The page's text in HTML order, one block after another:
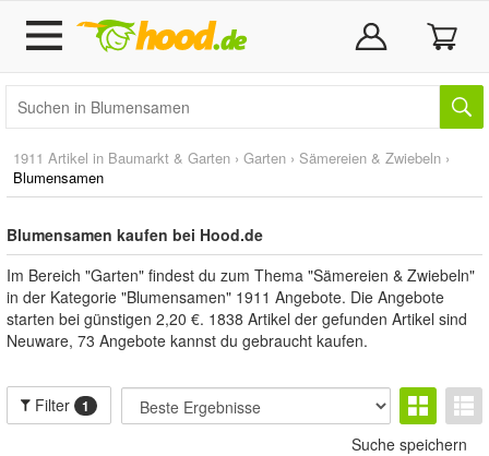
1911 Artikel in Baumarkt & Garten › Garten › Sämereien & Zwiebeln ›
Blumensamen
Blumensamen kaufen bei Hood.de
Im Bereich "Garten" findest du zum Thema "Sämereien & Zwiebeln"
in der Kategorie "Blumensamen" 1911 Angebote. Die Angebote
starten bei günstigen 2,20 €. 1838 Artikel der gefunden Artikel sind
Neuware, 73 Angebote kannst du gebraucht kaufen.
Filter 1
Suche speichern